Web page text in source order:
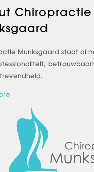
Chiropractie
Munksgaard staat al